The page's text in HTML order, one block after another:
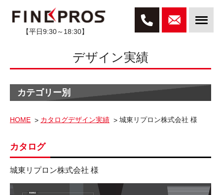
【平日9:30～18:30】
デザイン実績
カテゴリー別
HOME カタログデザイン実績 城東リプロン株式会社 様
カタログ
城東リプロン株式会社 様